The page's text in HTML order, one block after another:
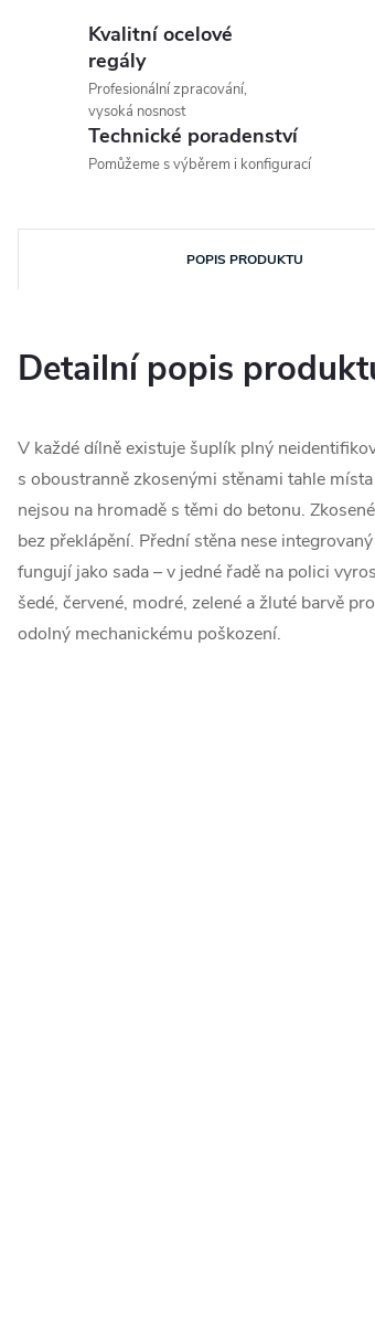
Kvalitní ocelové
regály
Profesionální zpracování,
vysoká nosnost
Technické poradenství
Pomůžeme s výběrem i konfigurací
POPIS PRODUKTU
Detailní popis
V každé dílně existuje šuplík plný
s oboustranně zkosenými stěnami tahle
nejsou na hromadě s těmi do betonu.
bez překlápění. Přední stěna nese
fungují jako sada – v jedné řadě na polici
šedé, červené, modré, zelené a žluté barvě
odolný mechanickému poškození.